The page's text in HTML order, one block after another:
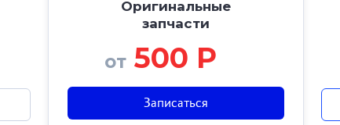
Оригинальные
запчасти
от500 Р
Записаться